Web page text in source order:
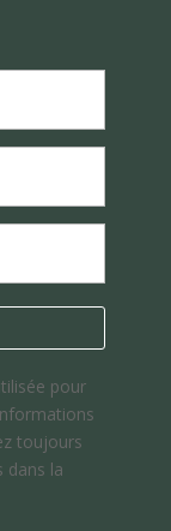
pour
toujours
dans la